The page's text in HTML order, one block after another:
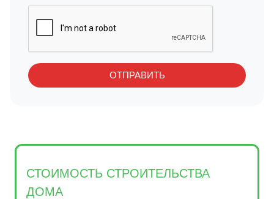
СТОИМОСТЬ СТРОИТЕЛЬСТВА
ДОМА